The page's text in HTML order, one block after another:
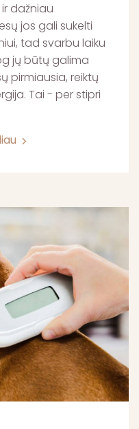
dažniau
jos gali sukelti
tad svarbu laiku
jų būtų galima
pirmiausia, reiktų
Tai - per stipri